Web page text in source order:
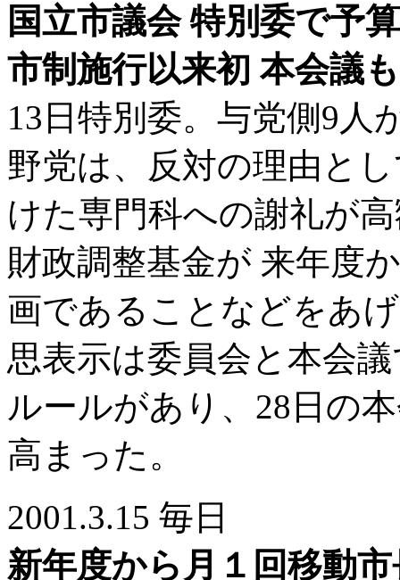
国立市議会 特別委で予
市制施行以来初 本会議
13日特別委。与党側9人
野党は、反対の理由と
けた専門科への謝礼が
財政調整基金が 来年度
画であることなどをあ
思表示は委員会と本会
ルールがあり、28日の
高まった。
2001.3.15 毎日
新年度から月１回移動